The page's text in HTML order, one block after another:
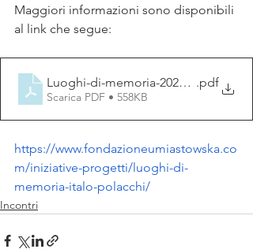
Maggiori informazioni sono disponibili
al link che segue:
Luoghi-di-memoria-2024_CfP
.pdf
Scarica PDF • 558KB
https://www.fondazioneumiastowska.co
m/iniziative-progetti/luoghi-di-
memoria-italo-polacchi/
Incontri